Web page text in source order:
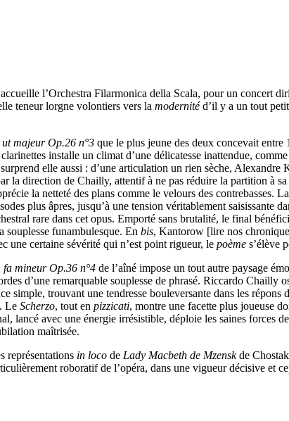
l’Orchestra Filarmonica della Scala, pour un concert
teneur lorgne volontiers vers la modernitéd’il y a un tout
majeur Op.26 n°3 que le plus jeune des deux concevait
clarinettes installe un climat d’une délicatesse inattendue,
elle aussi : d’une articulation un rien sèche,
la direction de Chailly, attentif à ne pas réduire la partition à
la netteté des plans comme le velours des
plus âpres, jusqu’à une tension véritablement
rare dans cet opus. Emporté sans brutalité, le final
souplesse funambulesque. En bis, Kantorow [lire nos
une certaine sévérité qui n’est point rigueur, le poème s’élève
fa mineur Op.36 n°4 de l’aîné impose un tout autre paysage
d’une remarquable souplesse de phrasé. Riccardo Chailly
simple, trouvant une tendresse bouleversante dans les
Le Scherzo, tout en pizzicati, montre une facette plus joueuse
lancé avec une énergie irrésistible, déploie les saines forces
maîtrisée.
représentations in loco de Lady Macbeth de Mzenskde
roboratif de l’opéra, dans une vigueur décisive et